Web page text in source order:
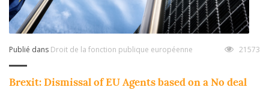
Publié dans Droit de la fonction publique européenne 21573
Brexit: Dismissal of EU Agents based on a No deal